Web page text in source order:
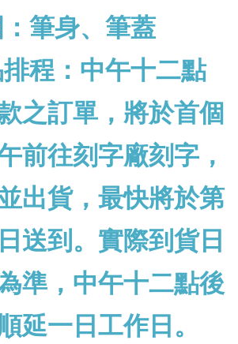
筆身、筆蓋
程：中午十二點
之訂單，將於首個
前往刻字廠刻字，
出貨，最快將於第
送到。實際到貨日
準，中午十二點後
延一日工作日。